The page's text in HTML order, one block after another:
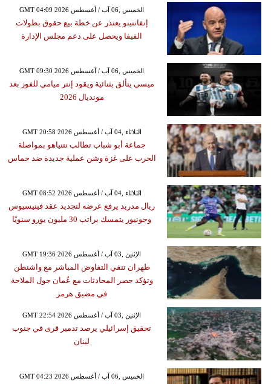
GMT 04:09 2026 الخميس ,06 آب / أغسطس
إنفانتينو يعتذر عن خطة بيع حقوق بطولات
الفيفا ويحصل على دعم مجلس الإدارة
GMT 09:30 2026 الخميس ,06 آب / أغسطس
ميسي يتألق بثنائية ويقود إنتر ميامي للفوز بعد
مونديال 2026
GMT 20:58 2026 الثلاثاء ,04 آب / أغسطس
جماعة أبو شباب تطالب نتنياهو بمواصلة
الحرب على غزة وشن عملية جديدة ضد حماس
GMT 08:52 2026 الثلاثاء ,04 آب / أغسطس
ريال مدريد يرفع عرضه لتجديد عقد فينيسيوس
وجونيور يتمسك براتب 30 مليون يورو سنويًا
GMT 19:36 2026 الإثنين ,03 آب / أغسطس
طهران تنفي التفاوض المباشر مع واشنطن
وتؤكد حصر المحادثات مع عُمان حول الملاحة
في مضيق هرمز
GMT 22:54 2026 الإثنين ,03 آب / أغسطس
تحقيق إسرائيلي يرصد تدمير قرى في جنوب
لبنان
GMT 04:23 2026 الخميس ,06 آب / أغسطس